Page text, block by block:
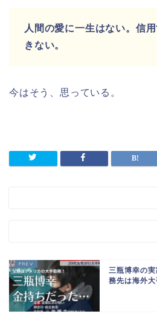
人間の愛に一生はない。信
きない。
今はそう、思っている。
三瓶博幸の
務先は海外